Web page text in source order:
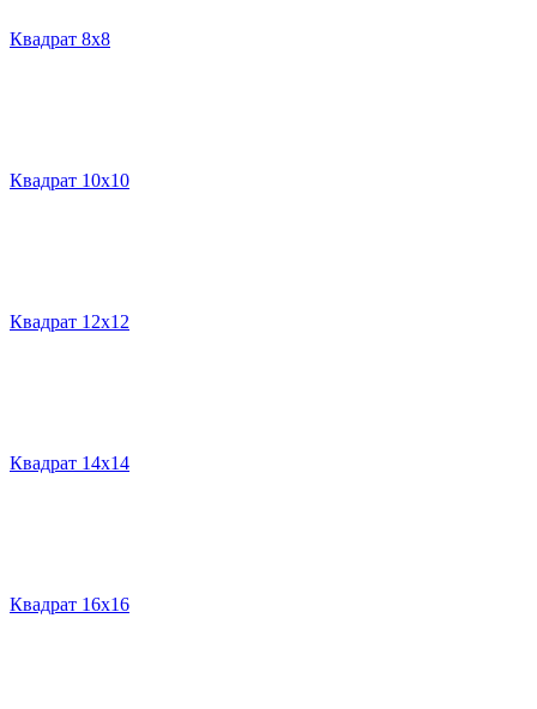
Квадрат 8х8
Квадрат 10х10
Квадрат 12х12
Квадрат 14х14
Квадрат 16х16